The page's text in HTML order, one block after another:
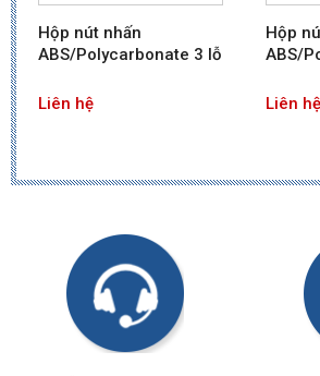
Hộp nút nhấn
ABS/Polycarbonate 3 lỗ
Liên hệ
Hộp
ABS/
Liên hệ